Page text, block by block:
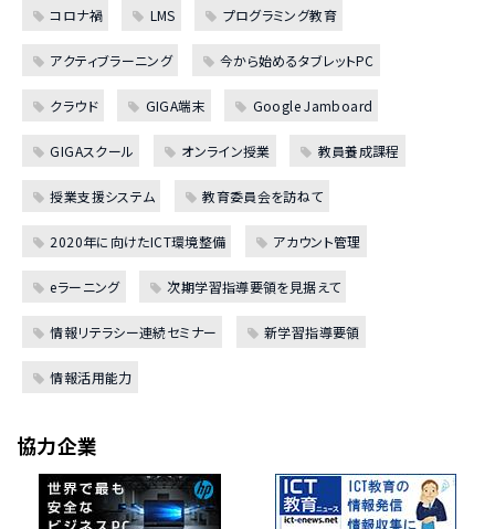
コロナ禍 LMS プログラミング教育
アクティブラーニング 今から始めるタブレットPC
クラウド GIGA端末 Google Jamboard
GIGAスクール オンライン授業 教員養成課程
授業支援システム 教育委員会を訪ねて
2020年に向けたICT環境整備 アカウント管理
eラーニング 次期学習指導要領を見据えて
情報リテラシー連続セミナー 新学習指導要領
情報活用能力
協力企業